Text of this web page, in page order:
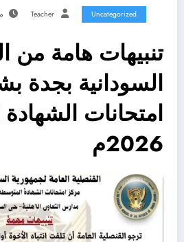
Uncategorized
Teacher
تنبيهات هامة من
السودانية بجدة
امتحانات
2026م